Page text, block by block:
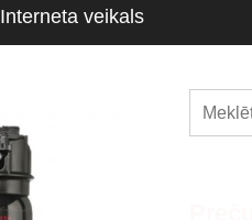
Interneta veikals